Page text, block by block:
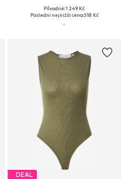
Původně: 1 249 Kč
Poslední nejnižší cena:318 Kč
DEAL